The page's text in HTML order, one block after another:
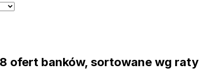
8 ofert banków, sortowane wg raty